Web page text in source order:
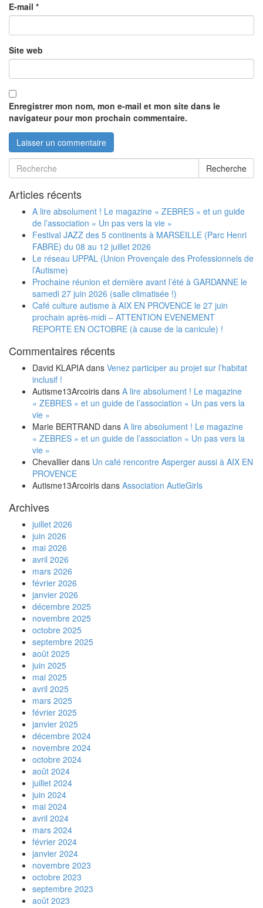
E-mail *
Site web
Enregistrer mon nom, mon e-mail et mon site dans le
navigateur pour mon prochain commentaire.
Recherche
Articles récents
A lire absolument ! Le magazine « ZEBRES » et un guide
de l’association « Un pas vers la vie »
Festival JAZZ des 5 continents à MARSEILLE (Parc Henri
FABRE) du 08 au 12 juillet 2026
Le réseau UPPAL (Union Provençale des Professionnels de
l’Autisme)
Prochaine réunion et dernière avant l’été à GARDANNE le
samedi 27 juin 2026 (salle climatisée !)
Café culture autisme à AIX EN PROVENCE le 27 juin
prochain après-midi – ATTENTION EVENEMENT
REPORTE EN OCTOBRE (à cause de la canicule) !
Commentaires récents
David KLAPIA dans Venez participer au projet sur l’habitat
inclusif !
Autisme13Arcoiris dans A lire absolument ! Le magazine
« ZEBRES » et un guide de l’association « Un pas vers la
vie »
Marie BERTRAND dans A lire absolument ! Le magazine
« ZEBRES » et un guide de l’association « Un pas vers la
vie »
Chevallier dans Un café rencontre Asperger aussi à AIX EN
PROVENCE
Autisme13Arcoiris dans Association AutieGirls
Archives
juillet 2026
juin 2026
mai 2026
avril 2026
mars 2026
février 2026
janvier 2026
décembre 2025
novembre 2025
octobre 2025
septembre 2025
août 2025
juin 2025
mai 2025
avril 2025
mars 2025
février 2025
janvier 2025
décembre 2024
novembre 2024
octobre 2024
août 2024
juillet 2024
juin 2024
mai 2024
avril 2024
mars 2024
février 2024
janvier 2024
novembre 2023
octobre 2023
septembre 2023
août 2023